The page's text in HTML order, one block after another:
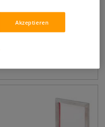
Speedball® Siebdruck-Set
Akzeptieren